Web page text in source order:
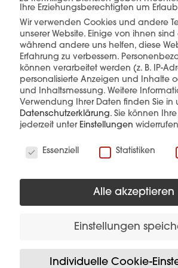
mehr erfahren
interessieren
Ihre Erziehungsberechtigten um
Wir verwenden Cookies und andere
unserer Website. Einige von ihnen sind
während andere uns helfen, diese
Erfahrung zu verbessern.
können verarbeitet werden (z. B. IP-
personalisierte Anzeigen und Inhalte
und Inhaltsmessung. Weitere
Verwendung Ihrer Daten finden Sie in
Datenschutzerklärung. Sie können
jederzeit unter Einstellungen
Essenziell
Statistiken
Alle akzeptieren
Einstellungen
Individuelle Cookie-